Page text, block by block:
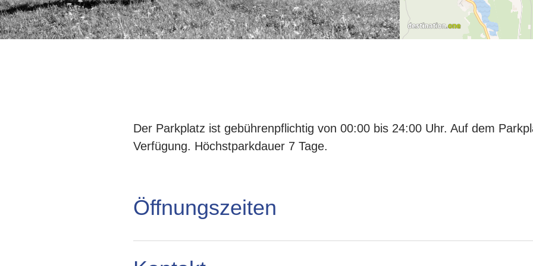
Der Parkplatz ist gebührenpflichtig von 00:00 bis 24:00 Uhr. Auf dem
Verfügung. Höchstparkdauer 7 Tage.
Öffnungszeiten